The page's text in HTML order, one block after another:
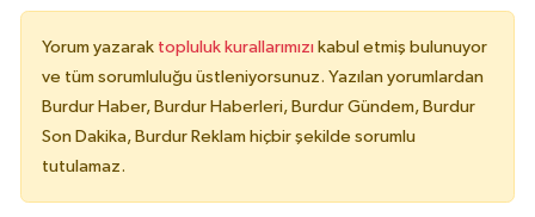
Yorum yazarak topluluk kurallarımızı kabul etmiş bulunuyor
ve tüm sorumluluğu üstleniyorsunuz. Yazılan yorumlardan
Burdur Haber, Burdur Haberleri, Burdur Gündem, Burdur
Son Dakika, Burdur Reklam hiçbir şekilde sorumlu
tutulamaz.